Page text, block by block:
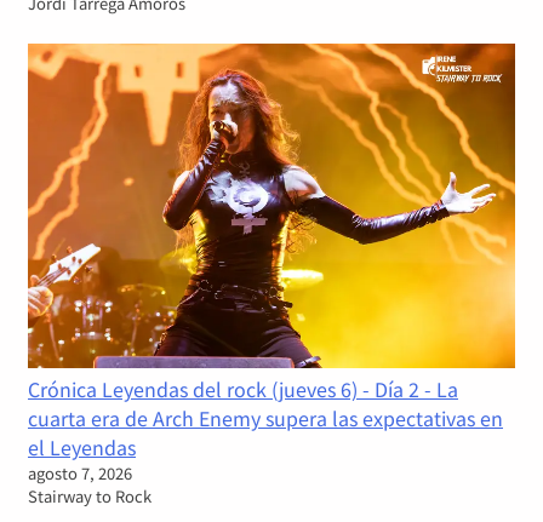
Crónica Leyendas del rock (jueves 6) - Día 2 - La
cuarta era de Arch Enemy supera las expectativas en
el Leyendas
agosto 7, 2026
Stairway to Rock